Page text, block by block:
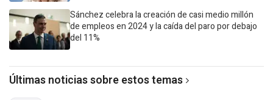
Sánchez celebra la creación de casi medio millón
de empleos en 2024 y la caída del paro por debajo
del 11%
Últimas noticias sobre estos temas